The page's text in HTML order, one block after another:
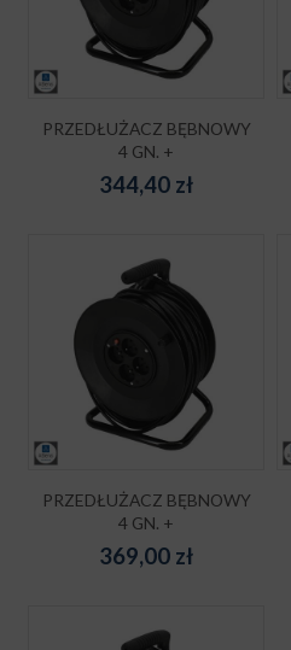
PRZEDŁUŻACZ BĘBNOWY
4 GN. +
344,40 zł
PRZEDŁUŻACZ BĘBNOWY
4 GN. +
369,00 zł